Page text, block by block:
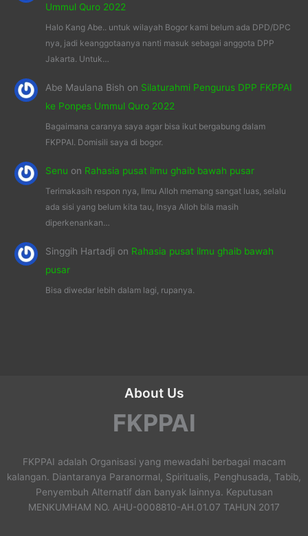
Ummul Quro 2022
Halo Kang Abe.. untuk wilayah Bogor kami belum ada DPD/DPC
nya, jadi keanggotaanya nanti masuk sebagai anggota DPP
Jakarta. Untuk…
Abe Maulana Bish on Silaturahmi Pengurus DPP FKPPAI
ke Ponpes Ummul Quro 2022
Bagaimana caranya saya agar bisa ikut bergabung dalam
FKPPAI. Domisili saya di bogor.
Senu on Rahasia pusat ilmu ghaib bawah pusar
Terimakasih respon nya, Ilmu Alloh memang sangat luas, selalu
ada sisi yang belum kita tau, Insya Alloh bila masih
diperkenankan…
Singgih Hartadjion Rahasia pusat ilmu ghaib bawah
pusar
Bisa diwedar lebih dalam lagi, rupanya.
About Us
FKPPAI
FKPPAI adalah Organisasi yang mewadahi berbagai macam
kalangan. Diantaranya Paranormal, Spiritualis, Penghusada, Tabib,
Penyembuh Alternatif dan banyak lainnya. Keputusan
MENKUMHAM NO. AHU-0008810-AH.01.07 TAHUN 2017